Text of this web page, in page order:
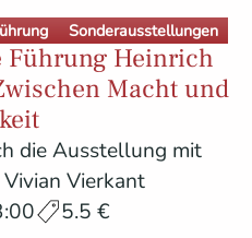
Sonderausstellungen
Führung Heinrich
Macht und
die Ausstellung mit
Vierkant
5.5 €